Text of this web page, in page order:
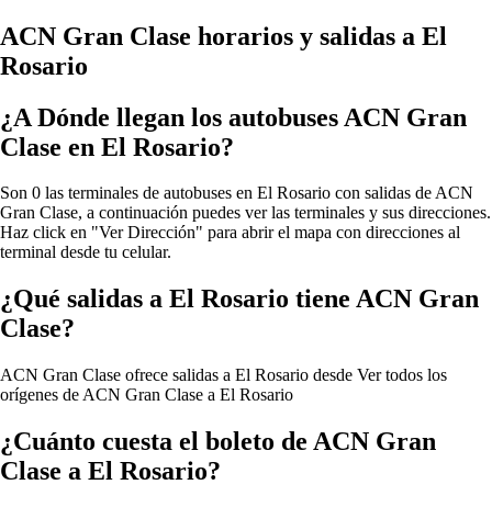
ACN Gran Clase horarios y salidas a El
Rosario
¿A Dónde llegan los autobuses ACN Gran
Clase en El Rosario?
Son 0 las terminales de autobuses en El Rosario con salidas de ACN
Gran Clase, a continuación puedes ver las terminales y sus direcciones.
Haz click en "Ver Dirección" para abrir el mapa con direcciones al
terminal desde tu celular.
¿Qué salidas a El Rosario tiene ACN Gran
Clase?
ACN Gran Clase ofrece salidas a El Rosario desde Ver todos los
orígenes de ACN Gran Clase a El Rosario
¿Cuánto cuesta el boleto de ACN Gran
Clase a El Rosario?